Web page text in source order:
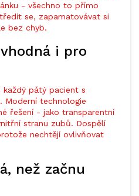
- všechno to přímo
se, zapamatovávat si
bez chyb.
i pro
každý pátý pacient s
Moderní technologie
řešení - jako transparentní
stranu zubů. Dospělí
nechtějí ovlivňovat
než začnu